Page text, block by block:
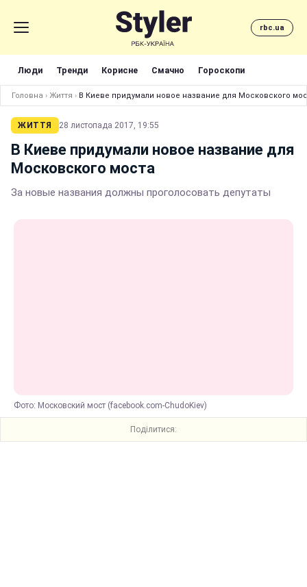
rbc.ua
Люди Тренди Корисне Смачно Гороскопи
Головна › Життя › В Киеве придумали новое название для Московского
ЖИТТЯ 28 листопада 2017, 19:55
В Киеве придумали новое название для
Московского моста
За новые названия должны проголосовать депутаты
Фото: Московский мост (facebook.com-ChudoKiev)
Поділитися: